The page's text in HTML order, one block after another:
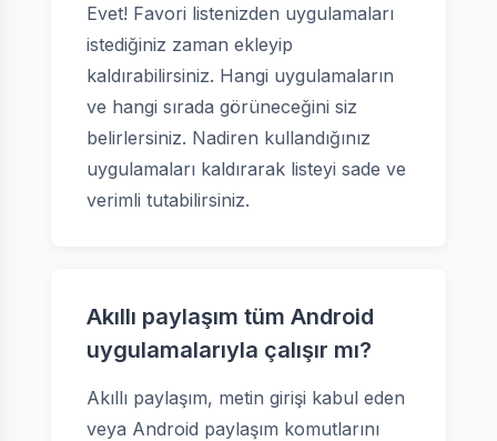
Evet! Favori listenizden uygulamaları
istediğiniz zaman ekleyip
kaldırabilirsiniz. Hangi uygulamaların
ve hangi sırada görüneceğini siz
belirlersiniz. Nadiren kullandığınız
uygulamaları kaldırarak listeyi sade ve
verimli tutabilirsiniz.
Akıllı paylaşım tüm Android
uygulamalarıyla çalışır mı?
Akıllı paylaşım, metin girişi kabul eden
veya Android paylaşım komutlarını